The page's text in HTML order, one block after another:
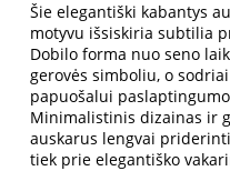
Šie elegantiški kabantys
motyvu išsiskiria subtilia
Dobilo forma nuo seno
gerovės simboliu, o
papuošalui
Minimalistinis dizainas ir
auskarus lengvai
tiek prie elegantiško